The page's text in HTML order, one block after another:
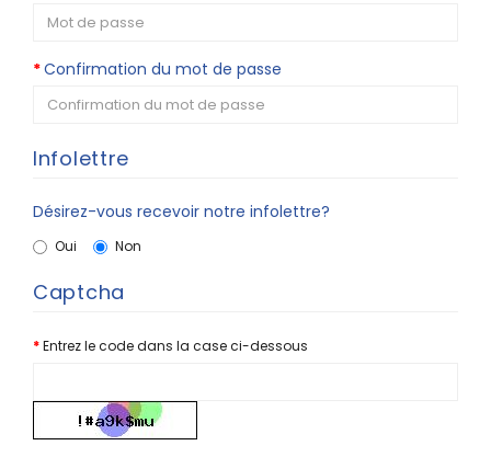
Confirmation du mot de passe
Infolettre
Désirez-vous recevoir notre infolettre?
Oui Non
Captcha
Entrez le code dans la case ci-dessous